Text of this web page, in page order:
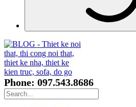
Phone: 097.543.8686